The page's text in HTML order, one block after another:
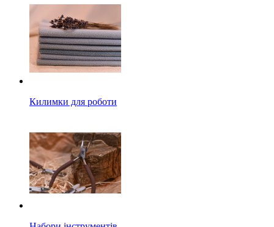
Килимки для роботи